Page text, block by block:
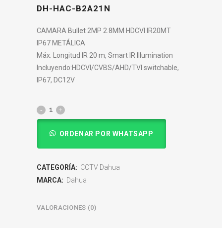
DH-HAC-B2A21N
CAMARA Bullet 2MP 2.8MM HDCVI IR20MT
IP67 METÁLICA
Máx. Longitud IR 20 m, Smart IR Illumination
Incluyendo:HDCVI/CVBS/AHD/TVI switchable,
IP67, DC12V
ORDENAR POR WHATSAPP
CATEGORÍA: CCTV Dahua
MARCA: Dahua
VALORACIONES (0)